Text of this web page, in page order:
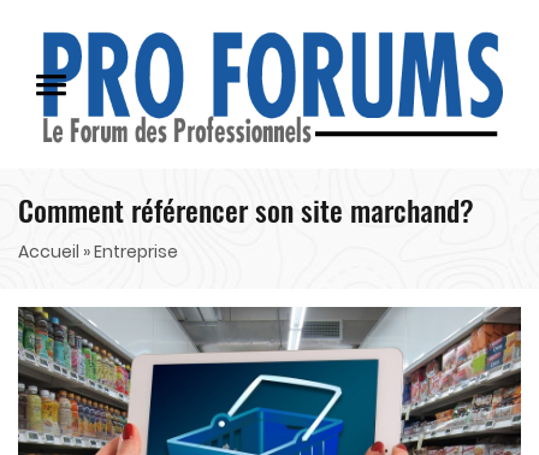
Comment référencer son site marchand?
Accueil » Entreprise